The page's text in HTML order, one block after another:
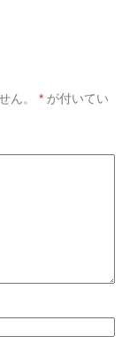
ん。 * が付いてい